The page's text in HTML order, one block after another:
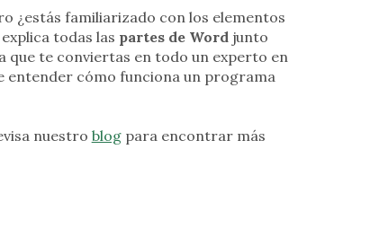
¿estás familiarizado con los elementos
todas las partes de Wordjunto
que te conviertas en todo un experto en
cómo funciona un programa
nuestro blogpara encontrar más